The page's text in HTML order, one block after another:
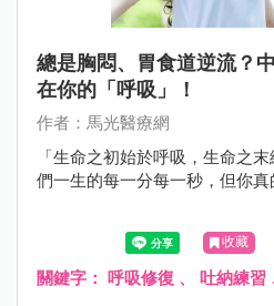
總是胸悶、胃食道逆流？
在你的「呼吸」！
作者：馬光醫療網
「生命之初始於呼吸，生命之
們一生的每一分每一秒，但你真
收藏
關鍵字： 呼吸修復 、 吐納練習